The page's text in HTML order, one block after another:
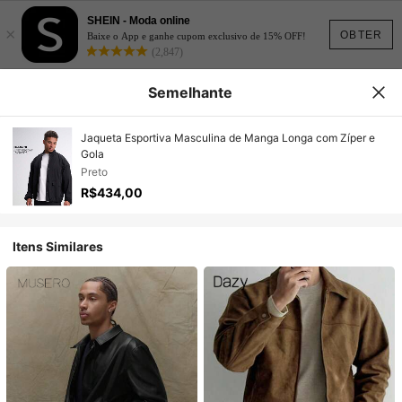
OBTER
×
SHEIN - Moda online
Baixe o App e ganhe cupom exclusivo de 15% OFF!
(2,847)
Semelhante
Jaqueta Esportiva Masculina de Manga Longa com Zíper e
Gola
Preto
R$434,00
Itens Similares